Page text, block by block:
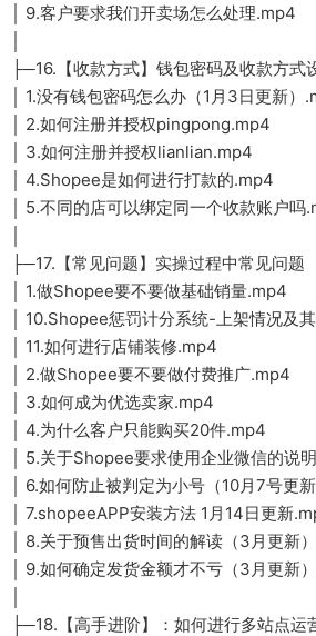
│ 9.客户要求我们开卖场怎么处理.mp4
├─16.【收款方式】钱包密码及收款方式
│ 1.没有钱包密码怎么办（1月3日更新）
│ 2.如何注册并授权pingpong.mp4
│ 3.如何注册并授权lianlian.mp4
│ 4.Shopee是如何进行打款的.mp4
│ 5.不同的店可以绑定同一个收款账户吗
├─17.【常见问题】实操过程中常见问题
│ 1.做Shopee要不要做基础销量.mp4
│ 10.Shopee惩罚计分系统-上架情况及
│ 11.如何进行店铺装修.mp4
│ 2.做Shopee要不要做付费推广.mp4
│ 3.如何成为优选卖家.mp4
│ 4.为什么客户只能购买20件.mp4
│ 5.关于Shopee要求使用企业微信的说
│ 6.如何防止被判定为小号（10月7号更
│ 7.shopeeAPP安装方法 1月14日更新
│ 8.关于预售出货时间的解读（3月更新
│ 9.如何确定发货金额才不亏（3月更新
├─18.【高手进阶】：如何进行多站点运